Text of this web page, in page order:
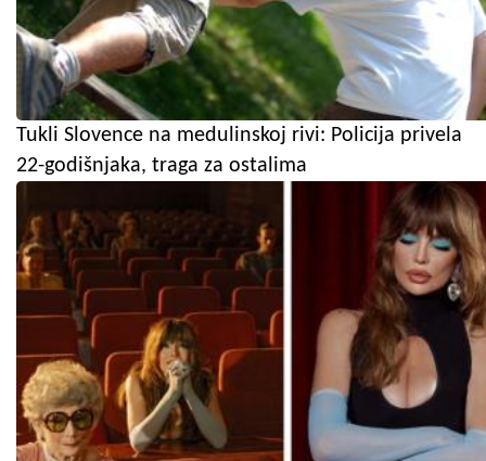
Tukli Slovence na medulinskoj rivi: Policija privela
22-godišnjaka, traga za ostalima